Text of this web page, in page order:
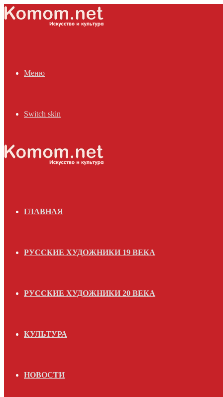
Меню
Switch skin
ГЛАВНАЯ
РУССКИЕ ХУДОЖНИКИ 19 ВЕКА
РУССКИЕ ХУДОЖНИКИ 20 ВЕКА
КУЛЬТУРА
НОВОСТИ